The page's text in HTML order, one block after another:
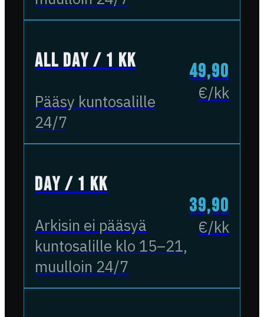
All Day / 1 kk
Pääsy kuntosalille
24/7
49,90
€/kk
Day / 1 kk
Arkisin ei pääsyä
kuntosalille klo 15–21,
muulloin 24/7
39,90
€/kk